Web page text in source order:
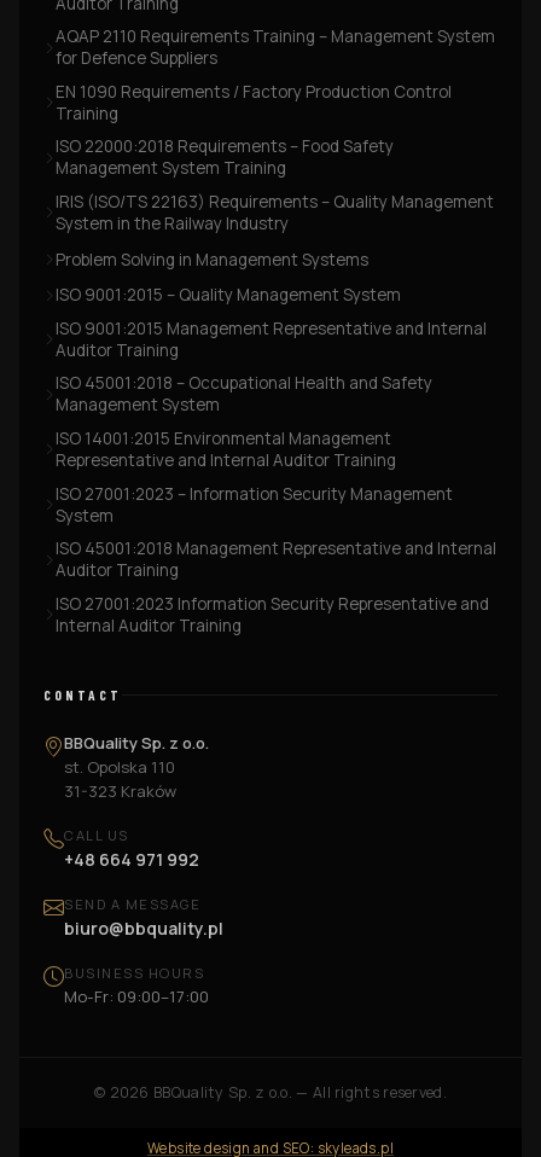
AQAP 2110 Requirements Training – Management System
for Defence Suppliers
EN 1090 Requirements / Factory Production Control
Training
ISO 22000:2018 Requirements – Food Safety
Management System Training
IRIS (ISO/TS 22163) Requirements – Quality Management
System in the Railway Industry
Problem Solving in Management Systems
ISO 9001:2015 – Quality Management System
ISO 9001:2015 Management Representative and Internal
Auditor Training
ISO 45001:2018 – Occupational Health and Safety
Management System
ISO 14001:2015 Environmental Management
Representative and Internal Auditor Training
ISO 27001:2023 – Information Security Management
System
ISO 45001:2018 Management Representative and Internal
Auditor Training
ISO 27001:2023 Information Security Representative and
Internal Auditor Training
CONTACT
BBQuality Sp. z o.o.
st. Opolska 110
31-323 Kraków
CALL US
+48 664 971 992
SEND A MESSAGE
biuro@bbquality.pl
BUSINESS HOURS
Mo-Fr: 09:00–17:00
© 2026 BBQuality Sp. z o.o. — All rights reserved.
Website design and SEO: skyleads.pl